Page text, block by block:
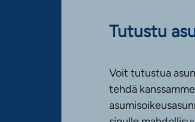
Tutustu
Voit tutustua
tehdä